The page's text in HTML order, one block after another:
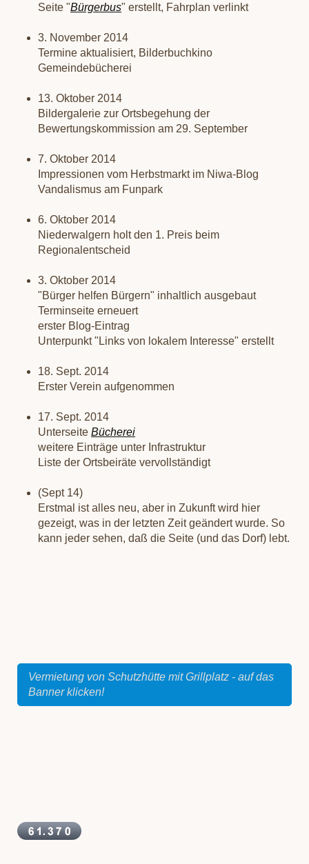
Seite "Bürgerbus" erstellt, Fahrplan verlinkt
3. November 2014
Termine aktualisiert, Bilderbuchkino
Gemeindebücherei
13. Oktober 2014
Bildergalerie zur Ortsbegehung der
Bewertungskommission am 29. September
7. Oktober 2014
Impressionen vom Herbstmarkt im Niwa-Blog
Vandalismus am Funpark
6. Oktober 2014
Niederwalgern holt den 1. Preis beim
Regionalentscheid
3. Oktober 2014
"Bürger helfen Bürgern" inhaltlich ausgebaut
Terminseite erneuert
erster Blog-Eintrag
Unterpunkt "Links von lokalem Interesse" erstellt
18. Sept. 2014
Erster Verein aufgenommen
17. Sept. 2014
Unterseite Bücherei
weitere Einträge unter Infrastruktur
Liste der Ortsbeiräte vervollständigt
(Sept 14)
Erstmal ist alles neu, aber in Zukunft wird hier
gezeigt, was in der letzten Zeit geändert wurde. So
kann jeder sehen, daß die Seite (und das Dorf) lebt.
Vermietung von Schutzhütte mit Grillplatz - auf das
Banner klicken!